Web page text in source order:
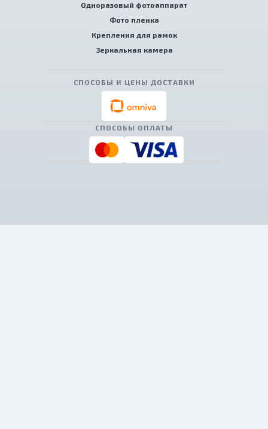
Одноразовый фотоаппарат
Фото пленка
Крепления для рамок
Зеркальная камера
СПОСОБЫ И ЦЕНЫ ДОСТАВКИ
СПОСОБЫ ОПЛАТЫ